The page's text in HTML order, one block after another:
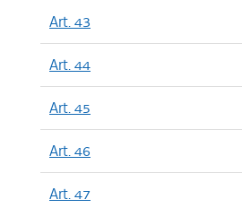
Art. 43
Art. 44
Art. 45
Art. 46
Art. 47